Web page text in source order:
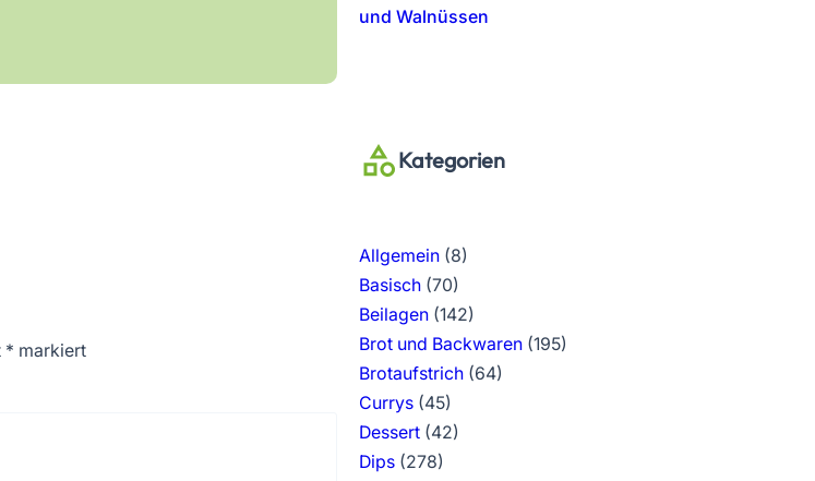
* markiert
und Walnüssen
Kategorien
Allgemein(8)
Basisch(70)
Beilagen(142)
Brot und Backwaren(195)
Brotaufstrich(64)
Currys(45)
Dessert(42)
Dips(278)